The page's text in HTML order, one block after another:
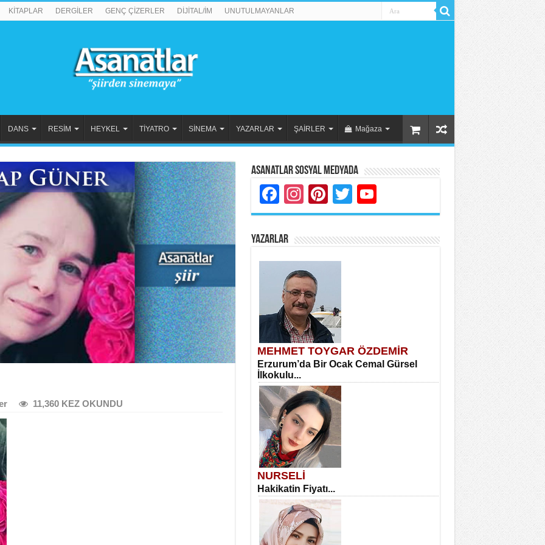
KİTAPLAR DERGİLER GENÇ ÇİZERLER DİJİTAL/İM UNUTULMAYANLAR
DANS RESİM HEYKEL TİYATRO SİNEMA YAZARLAR ŞAİRLER Mağaza
11,360 KEZ OKUNDU
Asanatlar Sosyal Medyada
Facebook
Instagram
Pinterest
Twitter
YAZARLAR
MEHMET TOYGAR ÖZDEMİR
Erzurum’da Bir Ocak Cemal Gürsel
İlkokulu...
NURSELİ
Hakikatin Fiyatı...